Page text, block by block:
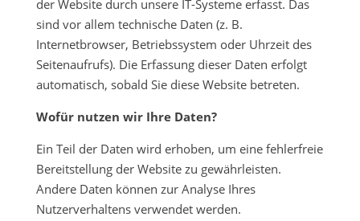
der Website durch unsere IT-Systeme erfasst. Das
sind vor allem technische Daten (z. B.
Internetbrowser, Betriebssystem oder Uhrzeit des
Seitenaufrufs). Die Erfassung dieser Daten erfolgt
automatisch, sobald Sie diese Website betreten.
Wofür nutzen wir Ihre Daten?
Ein Teil der Daten wird erhoben, um eine fehlerfreie
Bereitstellung der Website zu gewährleisten.
Andere Daten können zur Analyse Ihres
Nutzerverhaltens verwendet werden.